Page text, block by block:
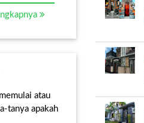
atau
tanya apakah